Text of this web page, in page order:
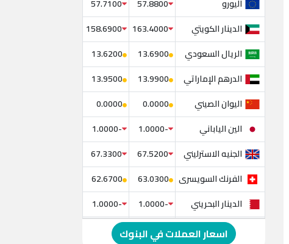
اليورو
57.8800
57.7100
الدينار الكويتي
163.4000
158.6900
الريال السعودي
13.6900
13.6200
الدرهم الإماراتي
13.9900
13.9500
اليوان الصيني
0.0000
0.0000
الين الياباني
-1.0000
-1.0000
الجنيه الاسترليني
67.5200
67.3300
الفرنك السويسرى
63.0300
62.6700
الدينار البحريني
-1.0000
-1.0000
الدولار الإسترالي
-1.0000
-1.0000اسعار العملات في البنوك